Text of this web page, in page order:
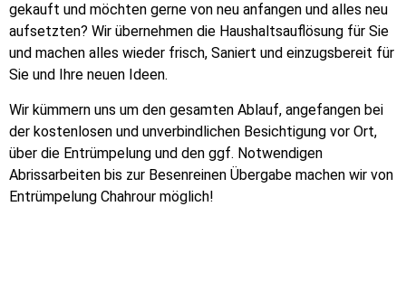
gekauft und möchten gerne von neu anfangen und alles neu
aufsetzten? Wir übernehmen die Haushaltsauflösung für Sie
und machen alles wieder frisch, Saniert und einzugsbereit für
Sie und Ihre neuen Ideen.
Wir kümmern uns um den gesamten Ablauf, angefangen bei
der kostenlosen und unverbindlichen Besichtigung vor Ort,
über die Entrümpelung und den ggf. Notwendigen
Abrissarbeiten bis zur Besenreinen Übergabe machen wir von
Entrümpelung Chahrour möglich!